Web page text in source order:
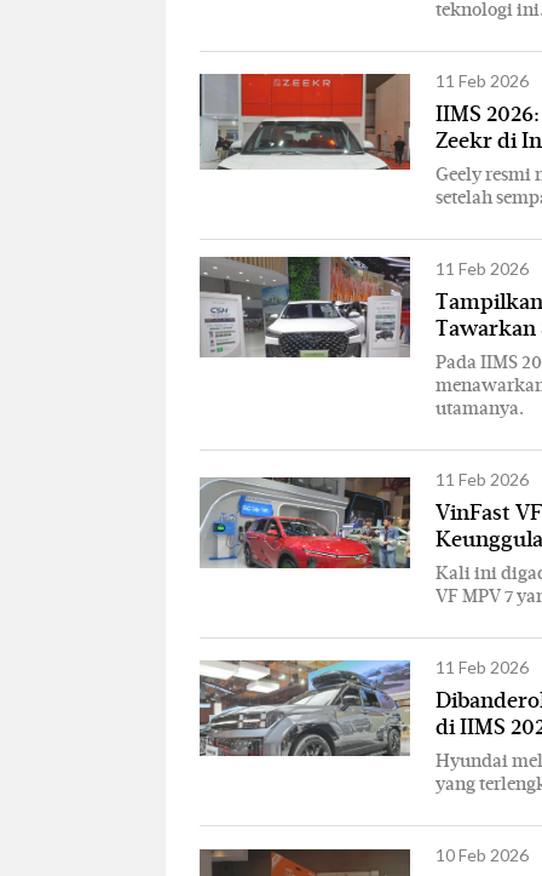
teknologi ini.
11 Feb 2026
IIMS
Zeekr di
Geely resmi
setelah
11 Feb 2026
Tawarkan
Pada IIMS
utamanya.
11 Feb 2026
VinFast
Kali ini
VF MPV 7
11 Feb 2026
di IIMS
Hyundai
yang
10 Feb 2026